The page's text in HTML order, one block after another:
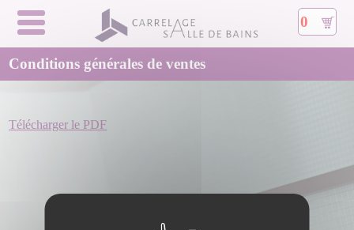
0
Conditions générales de ventes
Télécharger le PDF